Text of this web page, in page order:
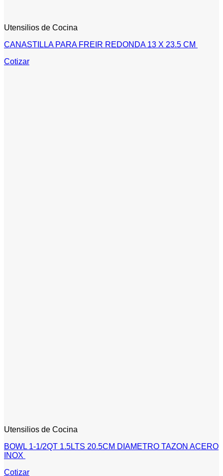
Utensilios de Cocina
CANASTILLA PARA FREIR REDONDA 13 X 23.5 CM
Cotizar
Utensilios de Cocina
BOWL 1-1/2QT 1.5LTS 20.5CM DIAMETRO TAZON ACERO
INOX
Cotizar